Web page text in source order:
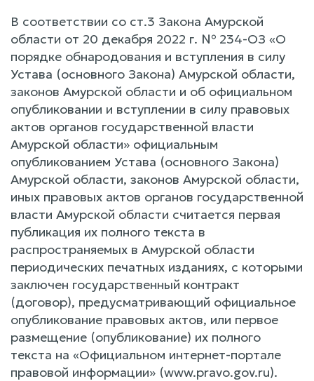
В соответствии со ст.3 Закона Амурской
области от 20 декабря 2022 г. № 234-ОЗ «О
порядке обнародования и вступления в силу
Устава (основного Закона) Амурской области,
законов Амурской области и об официальном
опубликовании и вступлении в силу правовых
актов органов государственной власти
Амурской области» официальным
опубликованием Устава (основного Закона)
Амурской области, законов Амурской области,
иных правовых актов органов государственной
власти Амурской области считается первая
публикация их полного текста в
распространяемых в Амурской области
периодических печатных изданиях, с которыми
заключен государственный контракт
(договор), предусматривающий официальное
опубликование правовых актов, или первое
размещение (опубликование) их полного
текста на «Официальном интернет-портале
правовой информации» (www.pravo.gov.ru).